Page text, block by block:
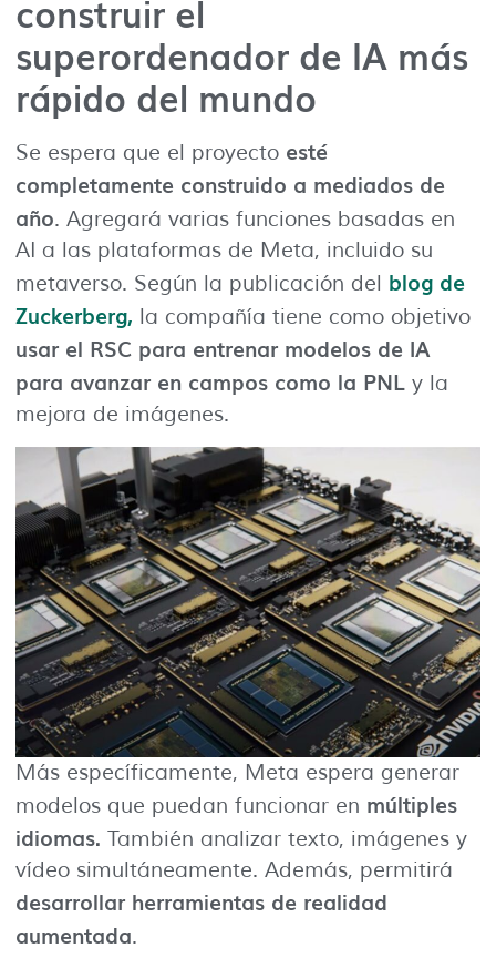
construir el
superordenador de IA más
rápido del mundo
Se espera que el proyecto esté
completamente construido a mediados de
año. Agregará varias funciones basadas en
AI a las plataformas de Meta, incluido su
metaverso. Según la publicación del blog de
Zuckerberg, la compañía tiene como objetivo
usar el RSC para entrenar modelos de IA
para avanzar en campos como la PNL y la
mejora de imágenes.
Más específicamente, Meta espera generar
modelos que puedan funcionar en múltiples
idiomas. También analizar texto, imágenes y
vídeo simultáneamente. Además, permitirá
desarrollar herramientas de realidad
aumentada.